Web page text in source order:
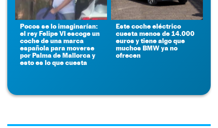
Pocos se lo imaginarían:
el rey Felipe VI escoge un
coche de una marca
española para moverse
por Palma de Mallorca y
esto es lo que cuesta
Este coche eléctrico
cuesta menos de 14.000
euros y tiene algo que
muchos BMW ya no
ofrecen